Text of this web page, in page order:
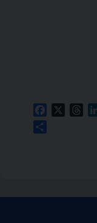
Facebook